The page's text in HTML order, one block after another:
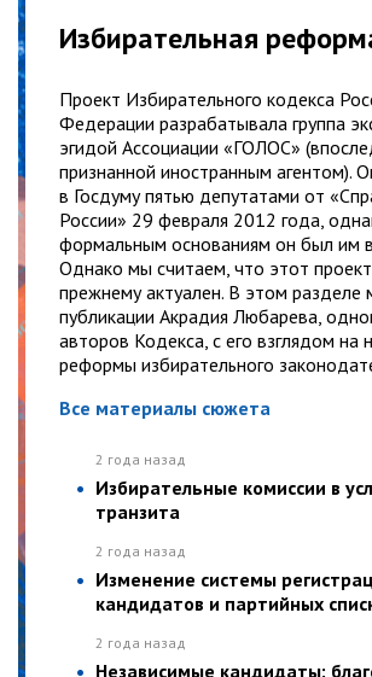
Избирательная
Проект Избирательного кодекса
Федерации разрабатывала группа
эгидой Ассоциации «ГОЛОС»
признанной иностранным агентом).
в Госдуму пятью депутатами от
России» 29 февраля 2012 года,
формальным основаниям он был им
Однако мы считаем, что этот
прежнему актуален. В этом разделе
публикации Акрадия Любарева,
авторов Кодекса, с его взглядом
реформы избирательного
Все материалы сюжета
2 года назад
Избирательные комиссии в
транзита
2 года назад
Изменение системы
кандидатов и партийных
2 года назад
Независимые кандидаты: